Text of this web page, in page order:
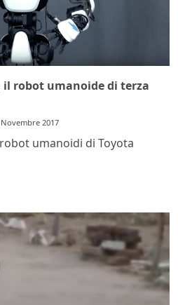
il robot umanoide di terza
Novembre 2017
umanoidi di Toyota